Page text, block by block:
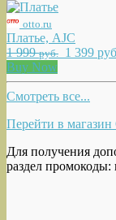
otto.ru
Платье, AJC
1 999руб. 1 399
Buy Now
Смотреть все...
Перейти в
Для получения
раздел